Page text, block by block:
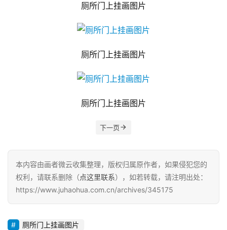
厕所门上挂画图片
厕所门上挂画图片
厕所门上挂画图片
下一页
本内容由画者微云收集整理，版权归属原作者，如果侵犯您的
权利，请联系删除（点这里联系），如若转载，请注明出处：
https://www.juhaohua.com.cn/archives/345175
厕所门上挂画图片